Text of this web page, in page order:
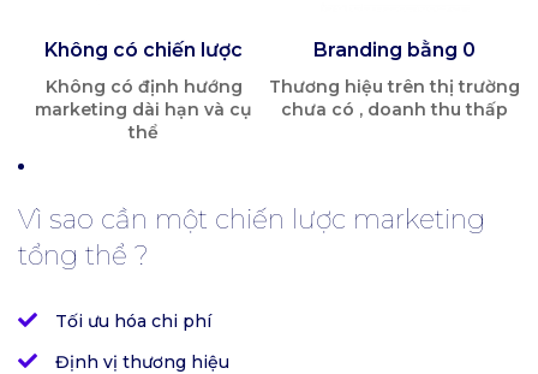
Không có chiến lược
Không có định hướng
marketing dài hạn và cụ
thể
Branding bằng 0
Thương hiệu trên thị trường
chưa có , doanh thu thấp
Vì sao cần một chiến lược marketing
tổng thể ?
Tối ưu hóa chi phí
Định vị thương hiệu